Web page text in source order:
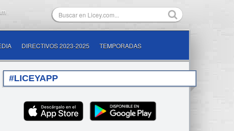
DIRECTIVOS 2023-2025 TEMPORADAS
#LICEYAPP